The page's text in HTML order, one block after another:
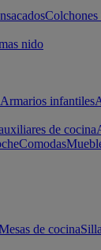
Colchones
nido
Armarios infantiles
de cocina
Comodas
de cocina